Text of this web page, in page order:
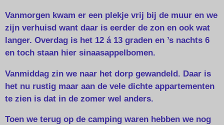
Vanmorgen kwam er een plekje vrij bij de muur en we
zijn verhuisd want daar is eerder de zon en ook wat
langer. Overdag is het 12 á 13 graden en ’s nachts 6
en toch staan hier sinaasappelbomen.
Vanmiddag zin we naar het dorp gewandeld. Daar is
het nu rustig maar aan de vele dichte appartementen
te zien is dat in de zomer wel anders.
Toen we terug op de camping waren hebben we nog